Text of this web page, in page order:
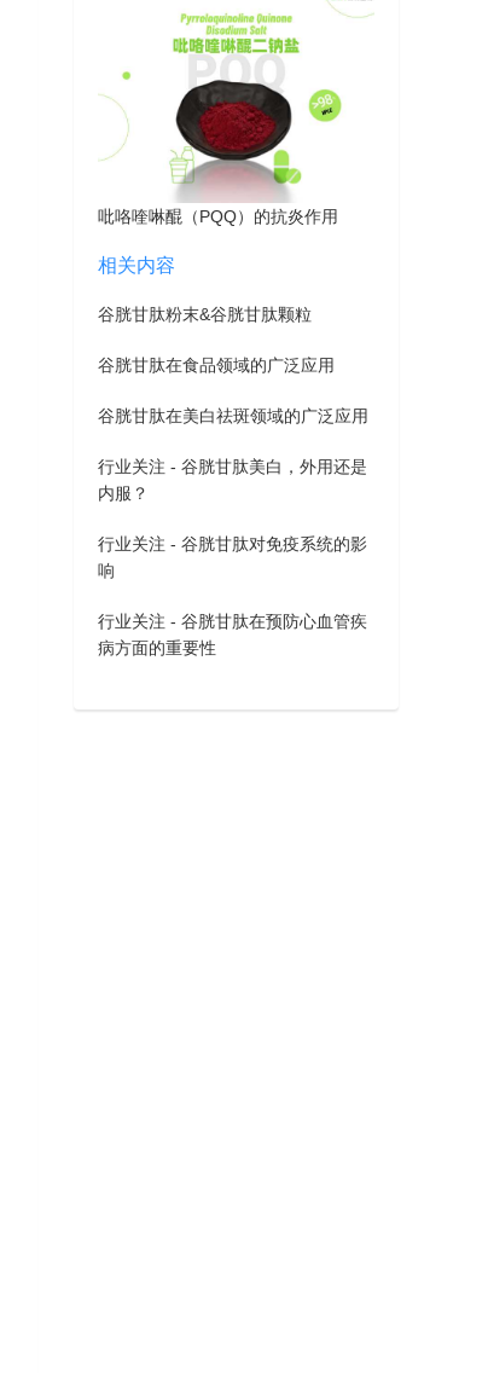
吡咯喹啉醌（PQQ）的抗炎作用
相关内容
谷胱甘肽粉末&谷胱甘肽颗粒
谷胱甘肽在食品领域的广泛应用
谷胱甘肽在美白祛斑领域的广泛应用
行业关注 - 谷胱甘肽美白，外用还是
内服？
行业关注 - 谷胱甘肽对免疫系统的影
响
行业关注 - 谷胱甘肽在预防心血管疾
病方面的重要性